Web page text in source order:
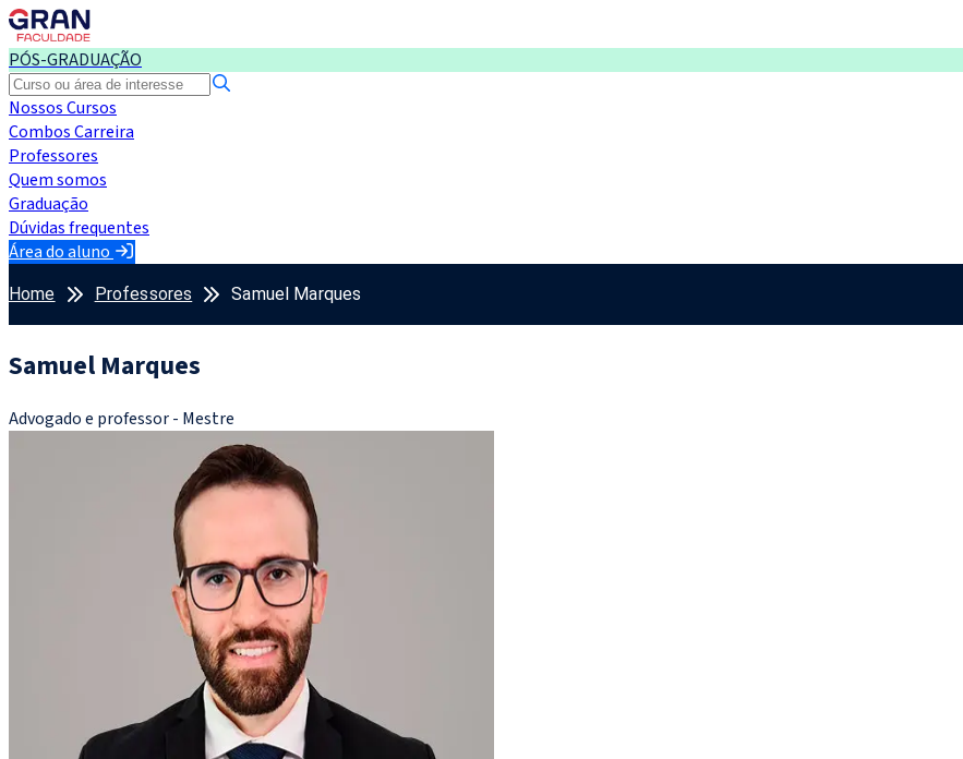
PÓS-GRADUAÇÃO
Nossos Cursos
Combos Carreira
Professores
Quem somos
Graduação
Dúvidas frequentes
Área do aluno
Home Professores Samuel Marques
Samuel Marques
Advogado e professor - Mestre